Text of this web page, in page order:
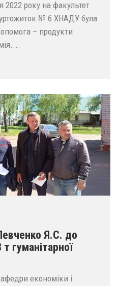
2022 року на факультет
№ 6 ХНАДУ була
– продукти
Я.С. до
гуманітарної
економіки і